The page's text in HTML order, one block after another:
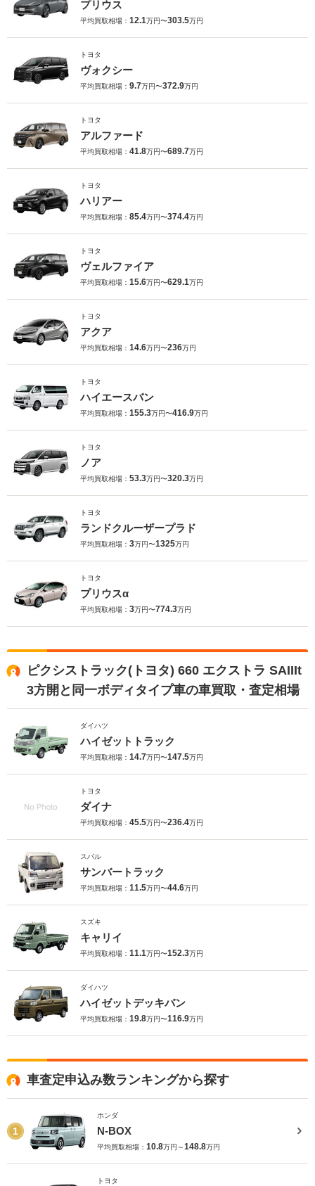
プリウス
平均買取相場： 12.1万円〜303.5万円
トヨタ
ヴォクシー
平均買取相場： 9.7万円〜372.9万円
トヨタ
アルファード
平均買取相場： 41.8万円〜689.7万円
トヨタ
ハリアー
平均買取相場： 85.4万円〜374.4万円
トヨタ
ヴェルファイア
平均買取相場： 15.6万円〜629.1万円
トヨタ
アクア
平均買取相場： 14.6万円〜236万円
トヨタ
ハイエースバン
平均買取相場： 155.3万円〜416.9万円
トヨタ
ノア
平均買取相場： 53.3万円〜320.3万円
トヨタ
ランドクルーザープラド
平均買取相場： 3万円〜1325万円
トヨタ
プリウスα
平均買取相場： 3万円〜774.3万円
ピクシストラック(トヨタ) 660 エクストラ SAIIIt
3方開と同一ボディタイプ車の車買取・査定相場
ダイハツ
ハイゼットトラック
平均買取相場： 14.7万円〜147.5万円
トヨタ
ダイナ
平均買取相場： 45.5万円〜236.4万円
スバル
サンバートラック
平均買取相場： 11.5万円〜44.6万円
スズキ
キャリイ
平均買取相場： 11.1万円〜152.3万円
ダイハツ
ハイゼットデッキバン
平均買取相場： 19.8万円〜116.9万円
車査定申込み数ランキングから探す
1
ホンダ
N-BOX
平均買取相場： 10.8万円～148.8万円
トヨタ